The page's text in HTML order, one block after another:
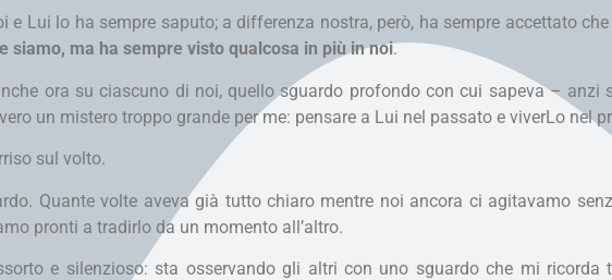
e Lui lo ha sempre saputo; a differenza nostra, però, ha sempre accettato
siamo, ma ha sempre visto qualcosa in più in noi.
ora su ciascuno di noi, quello sguardo profondo con cui sapeva – anzi
un mistero troppo grande per me: pensare a Lui nel passato e viverLo nel
sul volto.
Quante volte aveva già tutto chiaro mentre noi ancora ci agitavamo
pronti a tradirlo da un momento all’altro.
e silenzioso: sta osservando gli altri con uno sguardo che mi